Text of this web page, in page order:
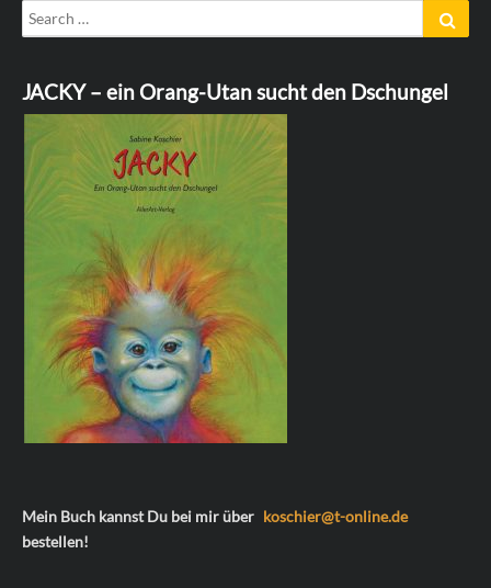
Search
for:
JACKY – ein Orang-Utan sucht den Dschungel
Mein Buch kannst Du bei mir über koschier@t-online.de
bestellen!